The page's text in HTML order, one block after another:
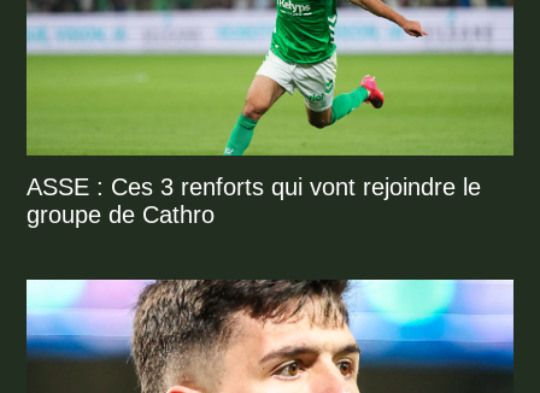
ASSE : Ces 3 renforts qui vont rejoindre le
groupe de Cathro